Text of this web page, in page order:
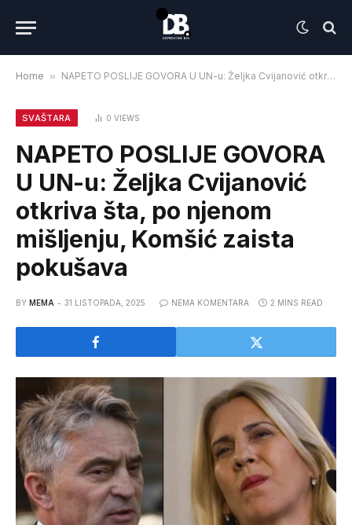
Home » NAPETO POSLIJE GOVORA U UN-u: Željka Cvijanović otkriva šta, po njenom mišljenju, Komšić zaista pokušava
SVAŠTARA 0 VIEWS
NAPETO POSLIJE GOVORA
U UN-u: Željka Cvijanović
otkriva šta, po njenom
mišljenju, Komšić zaista
pokušava
BY MEMA 31 LISTOPADA, 2025 NEMA KOMENTARA 2 MINS READ